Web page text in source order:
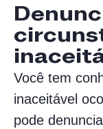
Você tem
inaceitável
pode